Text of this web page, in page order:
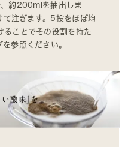
約200mlを抽出しま
注ぎます。5投をほぼ均
ることでその役割を持た
参照ください。